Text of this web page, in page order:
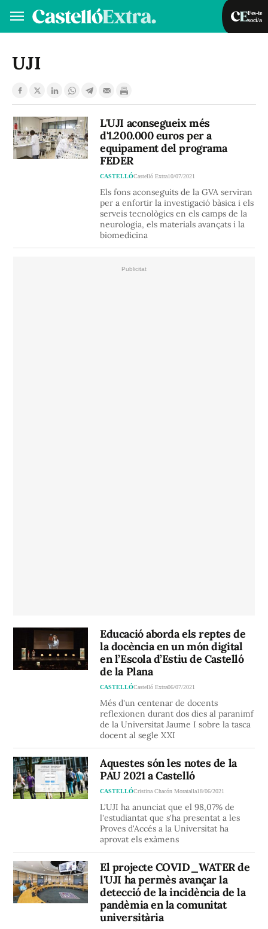
Fes-te
soci/a
VA
UJI
L'UJI aconsegueix més
d'1.200.000 euros per a
equipament del programa
FEDER
CASTELLÓCastelló Extra10/07/2021
Els fons aconseguits de la GVA serviran
per a enfortir la investigació bàsica i els
serveis tecnològics en els camps de la
neurologia, els materials avançats i la
biomedicina
Educació aborda els reptes de
la docència en un món digital
en l’Escola d’Estiu de Castelló
de la Plana
CASTELLÓCastelló Extra06/07/2021
Més d'un centenar de docents
reflexionen durant dos dies al paranimf
de la Universitat Jaume I sobre la tasca
docent al segle XXI
Aquestes són les notes de la
PAU 2021 a Castelló
CASTELLÓCristina Chacón Moratalla18/06/2021
L'UJI ha anunciat que el 98,07% de
l'estudiantat que s'ha presentat a les
Proves d'Accés a la Universitat ha
aprovat els exàmens
El projecte COVID_WATER de
l'UJI ha permès avançar la
detecció de la incidència de la
pandèmia en la comunitat
universitària